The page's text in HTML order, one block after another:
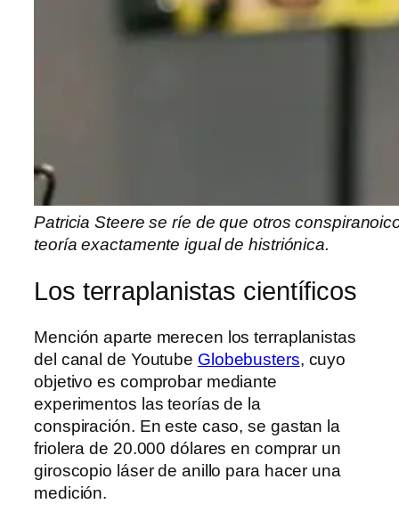
Patricia Steere se ríe de que otros
teoría exactamente igual de histriónica.
Los terraplanistas científicos
Mención aparte merecen los terraplanistas
del canal de Youtube Globebusters, cuyo
objetivo es comprobar mediante
experimentos las teorías de la
conspiración. En este caso, se gastan la
friolera de 20.000 dólares en comprar un
giroscopio láser de anillo para hacer una
medición.